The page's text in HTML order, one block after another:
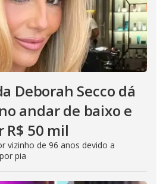
Deborah Secco dá
andar de baixo e
50 mil
vizinho de 96 anos devido a
pia